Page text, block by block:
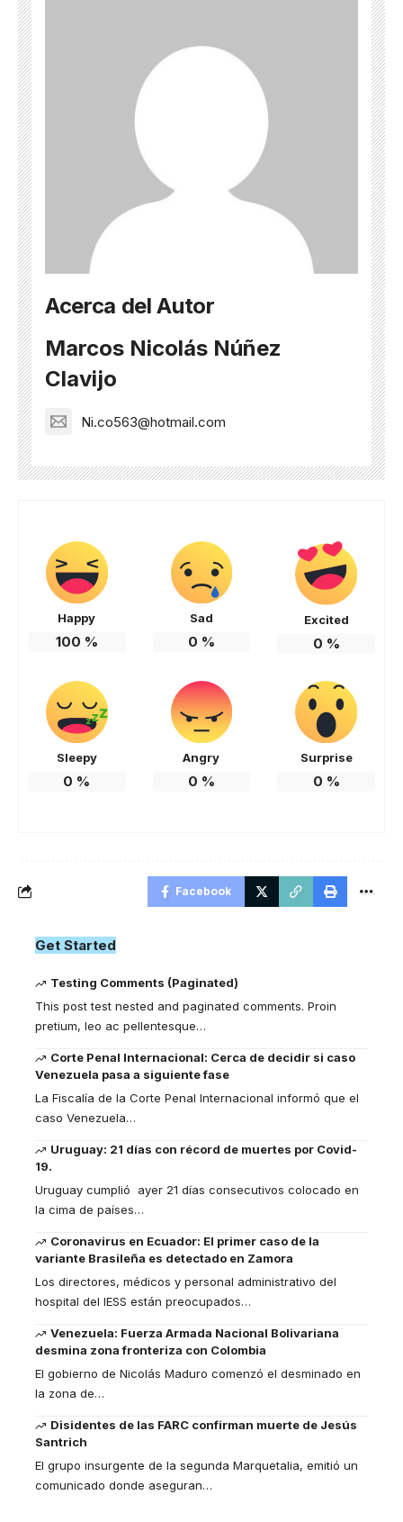
Acerca del Autor
Marcos Nicolás Núñez
Clavijo
Ni.co563@hotmail.com
Happy
100 %
Sad
0 %
Excited
0 %
Sleepy
0 %
Angry
0 %
Surprise
0 %
Facebook
Get Started
Testing Comments (Paginated)
This post test nested and paginated comments. Proin
pretium, leo ac pellentesque…
Corte Penal Internacional: Cerca de decidir si caso
Venezuela pasa a siguiente fase
La Fiscalía de la Corte Penal Internacional informó que el
caso Venezuela…
Uruguay: 21 días con récord de muertes por Covid-
19.
Uruguay cumplió ayer 21 días consecutivos colocado en
la cima de países…
Coronavirus en Ecuador: El primer caso de la
variante Brasileña es detectado en Zamora
Los directores, médicos y personal administrativo del
hospital del IESS están preocupados…
Venezuela: Fuerza Armada Nacional Bolivariana
desmina zona fronteriza con Colombia
El gobierno de Nicolás Maduro comenzó el desminado en
la zona de…
Disidentes de las FARC confirman muerte de Jesús
Santrich
El grupo insurgente de la segunda Marquetalia, emitió un
comunicado donde aseguran…